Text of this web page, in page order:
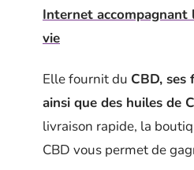
Internet accompagnant
vie
Elle fournit du CBD, ses
ainsi que des huiles de
livraison rapide, la
CBD vous permet de